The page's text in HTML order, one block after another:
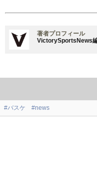
著者プロフィール
VictorySportsNews
#バスケ #news